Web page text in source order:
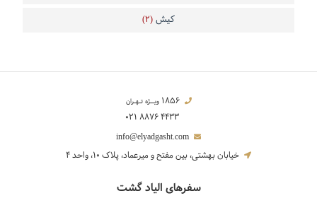
کیش (2)
ویــژه تـهـران1856
021 8876 4433
خیابان بهشتی، بین مفتح و میرعماد، پلاک 10، واحد 4
سفرهای الیاد گشت